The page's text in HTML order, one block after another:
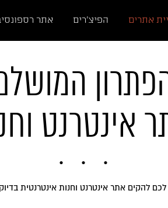
אתרים הפיצ'רים אתר
להקים אתר אינטרנט וחנות אינטרנטית